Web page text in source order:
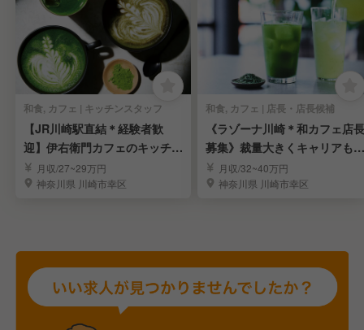
和食, カフェ | キッチンスタッフ
【JR川崎駅直結＊経験者歓
迎】伊右衛門カフェのキッチン
スタッフを募集！
月収/27~29万円
神奈川県 川崎市幸区
和食, カフェ | 店長・店長候補
《ラゾーナ川崎＊和カフェ店長
募集》裁量大きくキャリアも自
由に磨ける！
月収/32~40万円
神奈川県 川崎市幸区